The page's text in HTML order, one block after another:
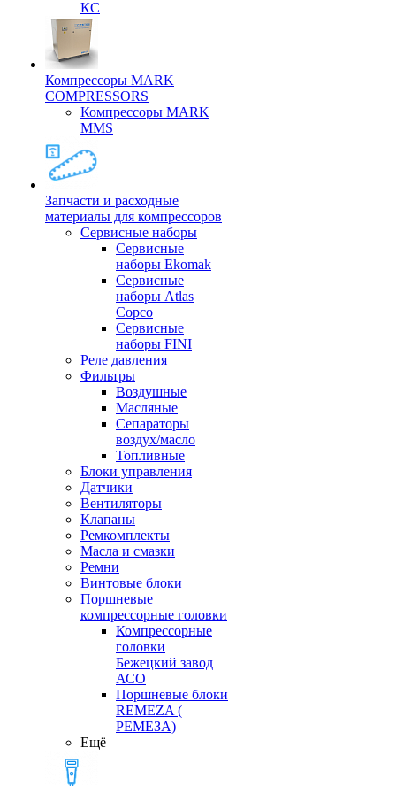
КС
Компрессоры MARK
COMPRESSORS
Компрессоры MARK
MMS
Запчасти и расходные
материалы для компрессоров
Cервисные наборы
Сервисные
наборы Ekomak
Cервисные
наборы Atlas
Copco
Сервисные
наборы FINI
Реле давления
Фильтры
Воздушные
Масляные
Сепараторы
воздух/масло
Топливные
Блоки управления
Датчики
Вентиляторы
Клапаны
Ремкомплекты
Масла и смазки
Ремни
Винтовые блоки
Поршневые
компрессорные головки
Компрессорные
головки
Бежецкий завод
АСО
Поршневые блоки
REMEZA (
РЕМЕЗА)
Ещё